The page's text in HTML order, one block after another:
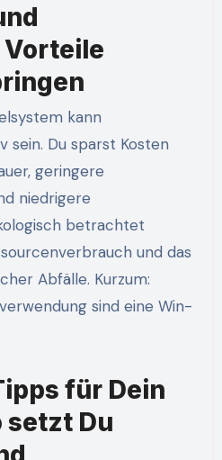
kann
Du sparst Kosten
geringere
niedrigere
betrachtet
und das
Abfälle. Kurzum:
sind eine Win-
für Dein
setzt Du